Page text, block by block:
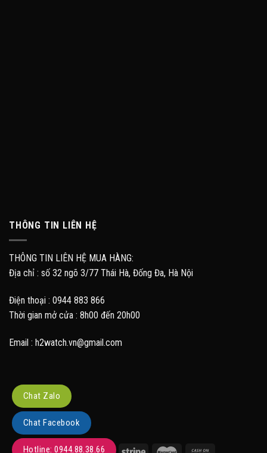
THÔNG TIN LIÊN HỆ
THÔNG TIN LIÊN HỆ MUA HÀNG:
Địa chỉ : số 32 ngõ 3/77 Thái Hà, Đống Đa, Hà Nội
Điện thoại : 0944 883 866
Thời gian mở cửa : 8h00 đến 20h00
Email : h2watch.vn@gmail.com
Chat Zalo
Chat Facebook
Hotline: 0944.88.38.66